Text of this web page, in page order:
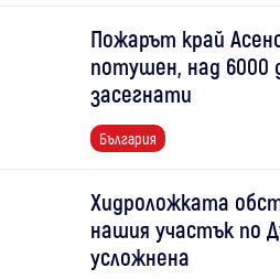
Пожарът край
потушен, над 6000
засегнати
България
Хидроложката
нашия участък по
усложнена